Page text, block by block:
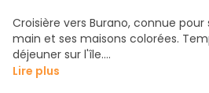
Croisière vers Burano, connue
main et ses maisons colorées.
déjeuner sur l'île.
Lire plus